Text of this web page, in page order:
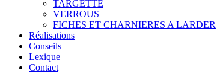
TARGETTE
VERROUS
FICHES ET CHARNIERES A LARDER
Réalisations
Conseils
Lexique
Contact